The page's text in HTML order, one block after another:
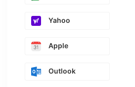
Yahoo
Apple
Outlook